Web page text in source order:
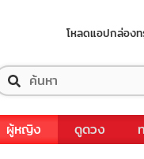
โหลดแอปกล่อง
ผู้หญิง ดูดวง